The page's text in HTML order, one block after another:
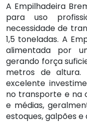
A Empilhadeira
para uso
necessidade de
1,5 toneladas. A
alimentada por
gerando força
metros de altura.
excelente
no transporte e na
e médias,
estoques, galpões e